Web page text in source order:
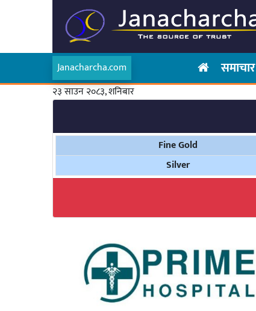
Janacharcha.com समाचार
२३ साउन २०८३, शनिबार
Fine Gold
Silver